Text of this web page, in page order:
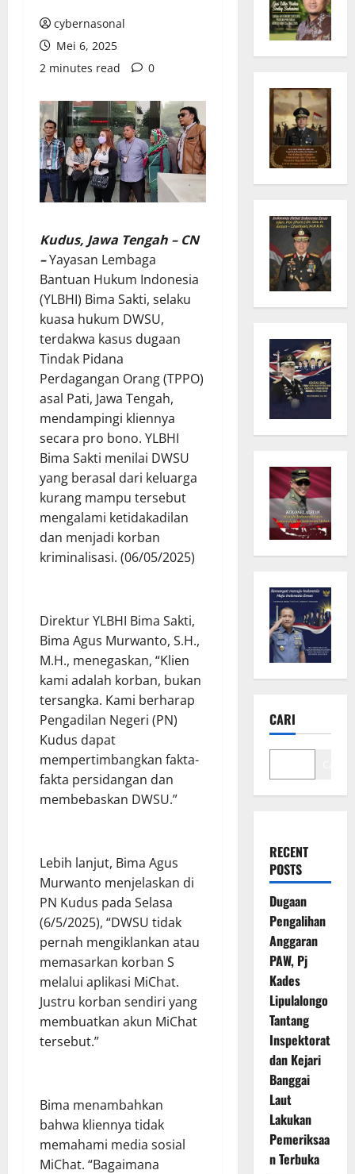
cybernasonal
Mei 6, 2025
2 minutes read
0
Kudus, Jawa Tengah – CN
–Yayasan Lembaga
Bantuan Hukum Indonesia
(YLBHI) Bima Sakti, selaku
kuasa hukum DWSU,
terdakwa kasus dugaan
Tindak Pidana
Perdagangan Orang (TPPO)
asal Pati, Jawa Tengah,
mendampingi kliennya
secara pro bono. YLBHI
Bima Sakti menilai DWSU
yang berasal dari keluarga
kurang mampu tersebut
mengalami ketidakadilan
dan menjadi korban
kriminalisasi. (06/05/2025)
Direktur YLBHI Bima Sakti,
Bima Agus Murwanto, S.H.,
M.H., menegaskan, “Klien
kami adalah korban, bukan
tersangka. Kami berharap
Pengadilan Negeri (PN)
Kudus dapat
mempertimbangkan fakta-
fakta persidangan dan
membebaskan DWSU.”
Lebih lanjut, Bima Agus
Murwanto menjelaskan di
PN Kudus pada Selasa
(6/5/2025), “DWSU tidak
pernah mengiklankan atau
memasarkan korban S
melalui aplikasi MiChat.
Justru korban sendiri yang
membuatkan akun MiChat
tersebut.”
Bima menambahkan
bahwa kliennya tidak
memahami media sosial
MiChat. “Bagaimana
CARI
RECENT
POSTS
Dugaan
Pengalihan
Anggaran
PAW, Pj
Kades
Lipulalongo
Tantang
Inspektorat
dan Kejari
Banggai
Laut
Lakukan
Pemeriksaa
n Terbuka